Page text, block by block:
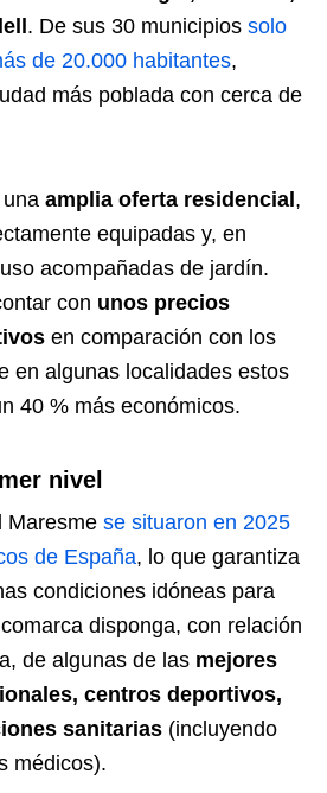
. De sus 30 municipios solo
de 20.000 habitantes,
más poblada con cerca de
amplia oferta residencial ,
equipadas y, en
acompañadas de jardín.
con unos precios
en comparación con los
en algunas localidades estos
40 % más económicos.
nivel
Maresme se situaron en 2025
de España, lo que garantiza
condiciones idóneas para
disponga, con relación
de algunas de las mejores
centros deportivos,
sanitarias (incluyendo
médicos).